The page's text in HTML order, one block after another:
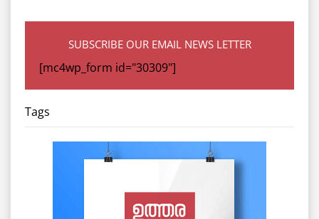
SUBSCRIBE OUR EMAIL NEWS LETTER
[mc4wp_form id="30309"]
Tags